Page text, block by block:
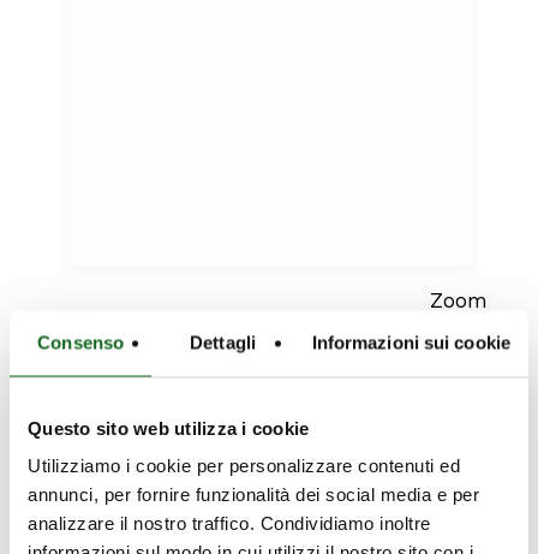
Consenso Dettagli Informazioni sui cookie
Questo sito web utilizza i cookie
Utilizziamo i cookie per personalizzare contenuti ed
annunci, per fornire funzionalità dei social media e per
analizzare il nostro traffico. Condividiamo inoltre
Zoom
Our Projects
Discover them all